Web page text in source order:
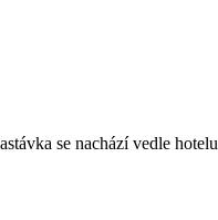
se nachází vedle hotelu